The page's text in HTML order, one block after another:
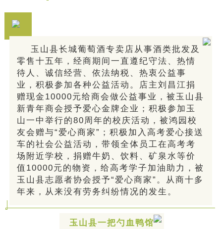
玉山县长城葡萄酒专卖店从事酒类批发及
零售十五年，经商期间一直遵纪守法、热情
待人、诚信经营、依法纳税、热衷公益事
业，积极参加各种公益活动。店主刘昌江捐
赠现金10000元给商会做公益事业，被玉山县
新青年商会授予爱心金牌企业；积极参加玉
山一中举行的80周年的校庆活动，被鸿园校
友会赠与“爱心商家”；积极加入高考爱心接送
车的社会公益活动，带领全体员工在高考考
场附近学校，捐赠牛奶、饮料、矿泉水等价
值10000元的物资，给高考学子加油助力，被
玉山县志愿者协会授予“爱心商家”。从商十多
年来，从来没有劳务纠纷情况的发生。
玉山县一把勺血鸭馆